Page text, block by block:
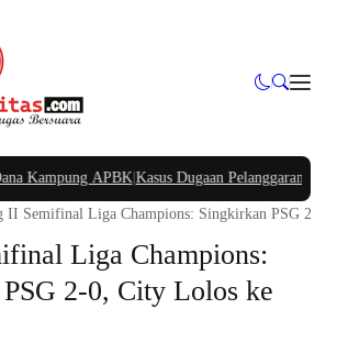
APBK|Kasus Dugaan Pelanggaran
II Semifinal Liga Champions: Singkirkan PSG 2-0,
Liga Champions:
2-0, City Lolos ke